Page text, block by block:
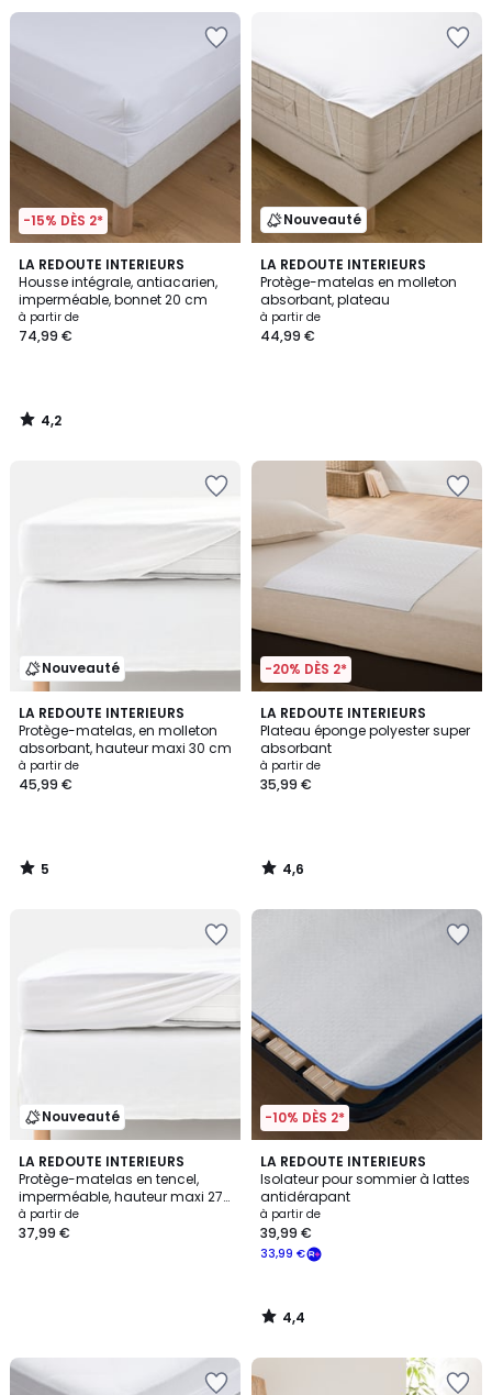
-15% DÈS 2*
LA REDOUTE INTERIEURS
Housse intégrale, antiacarien,
imperméable, bonnet 20 cm
à partir de
74,99 €
4,2
/ 5
4,2
/
Nouveauté
LA REDOUTE INTERIEURS
Protège-matelas en molleton
absorbant, plateau
à partir de
44,99 €
Nouveauté
LA REDOUTE INTERIEURS
Protège-matelas, en molleton
absorbant, hauteur maxi 30 cm
à partir de
45,99 €
5
/
5
5
/
-20% DÈS 2*
LA REDOUTE INTERIEURS
Plateau éponge polyester super
absorbant
à partir de
35,99 €
4,6
/ 5
4,6
/
Nouveauté
LA REDOUTE INTERIEURS
Protège-matelas en tencel,
imperméable, hauteur maxi 27
cm
à partir de
37,99 €
-10% DÈS 2*
LA REDOUTE INTERIEURS
Isolateur pour sommier à lattes
antidérapant
à partir de
33,99 €
39,99 €
4,4
/ 5
4,4
/